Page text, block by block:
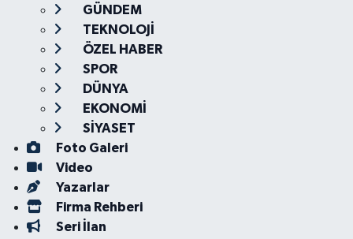
GÜNDEM
TEKNOLOJİ
ÖZEL HABER
SPOR
DÜNYA
EKONOMİ
SİYASET
Foto Galeri
Video
Yazarlar
Firma Rehberi
Seri İlan